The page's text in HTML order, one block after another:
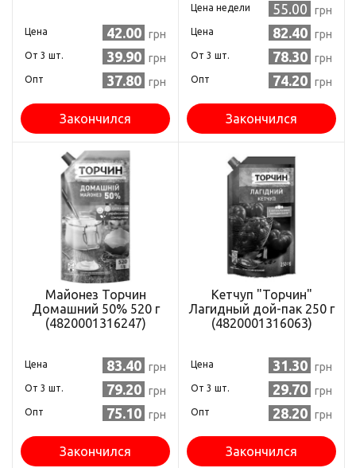
Цена 42.00 грн
Oт 3 шт. 39.90 грн
Опт 37.80 грн
Закончился
Цена недели 55.00 грн
Цена 82.40 грн
Oт 3 шт. 78.30 грн
Опт 74.20 грн
Закончился
Майонез Торчин
Домашний 50% 520 г
(4820001316247)
Цена 83.40 грн
Oт 3 шт. 79.20 грн
Опт 75.10 грн
Закончился
Кетчуп "Торчин"
Лагидный дой-пак 250 г
(4820001316063)
Цена 31.30 грн
Oт 3 шт. 29.70 грн
Опт 28.20 грн
Закончился